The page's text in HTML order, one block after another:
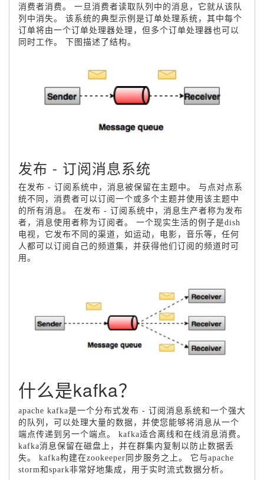
消费者消费。
一旦消费者读取队列中的消息，它就从该队
列中消失。
该系统的典型示例是订单处理系统，其中每个
订单将由一个订单处理器处理，但多个订单处理器也可以
同时工作。
下图描述了结构。
发布 - 订阅消息系统
在发布 - 订阅系统中，消息被保留在主题中。
与点对点系
统不同，消费者可以订阅一个或多个主题并使用该主题中
的所有消息。
在发布 - 订阅系统中，消息生产者称为发布
者，消息使用者称为订阅者。
一个现实生活的例子是dish
电视，它发布不同的渠道，如运动，电影，音乐等，任何
人都可以订阅自己的频道集，并获得他们订阅的频道时可
用。
什么是kafka？
apache kafka是一个分布式发布 - 订阅消息系统和一个强大
的队列，可以处理大量的数据，并使您能够将消息从一个
端点传递到另一个端点。
kafka适合离线和在线消息消费。
kafka消息保留在磁盘上，并在群集内复制以防止数据丢
失。
kafka构建在zookeeper同步服务之上。
它与apache
storm和spark非常好地集成，用于实时流式数据分析。